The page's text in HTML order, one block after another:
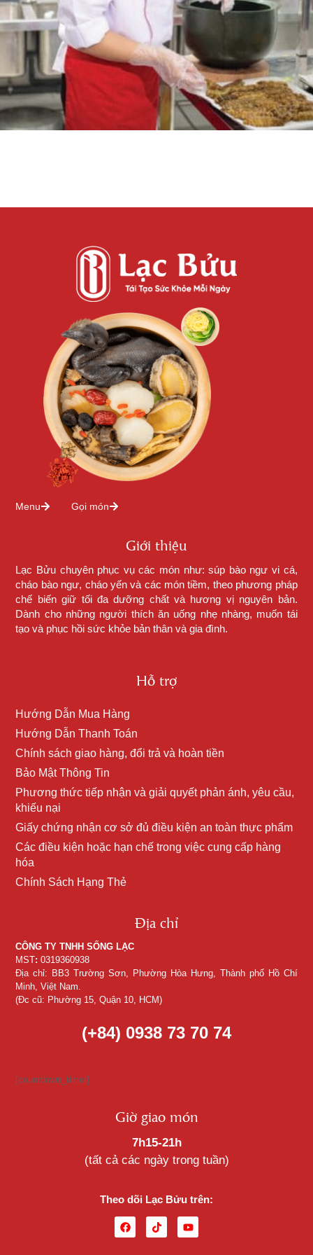
Menu Gọi món
Giới thiệu
Lạc Bửu chuyên phục vụ các món như: súp bào ngư vi cá,
cháo bào ngư, cháo yến và các món tiềm, theo phương pháp
chế biến giữ tối đa dưỡng chất và hương vị nguyên bản.
Dành cho những người thích ăn uống nhẹ nhàng, muốn tái
tạo và phục hồi sức khỏe bản thân và gia đình.
Hỗ trợ
Hướng Dẫn Mua Hàng
Hướng Dẫn Thanh Toán
Chính sách giao hàng, đổi trả và hoàn tiền
Bảo Mật Thông Tin
Phương thức tiếp nhận và giải quyết phản ánh, yêu cầu,
khiếu nại
Giấy chứng nhận cơ sở đủ điều kiện an toàn thực phẩm
Các điều kiện hoặc hạn chế trong việc cung cấp hàng
hóa
Chính Sách Hạng Thẻ
Địa chỉ
CÔNG TY TNHH SỐNG LẠC
MST: 0319360938
Địa chỉ: BB3 Trường Sơn, Phường Hòa Hưng, Thành phố Hồ Chí
Minh, Việt Nam.
(Đc cũ: Phường 15, Quận 10, HCM)
(+84) 0938 73 70 74
[countdown_timer]
Giờ giao món
7h15-21h
(tất cả các ngày trong tuần)
Theo dõi Lạc Bửu trên: